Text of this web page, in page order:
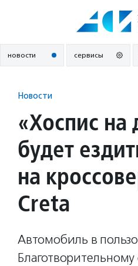
новости сервисы
Новости
«Хоспис на
будет
на
Creta
Автомобиль в